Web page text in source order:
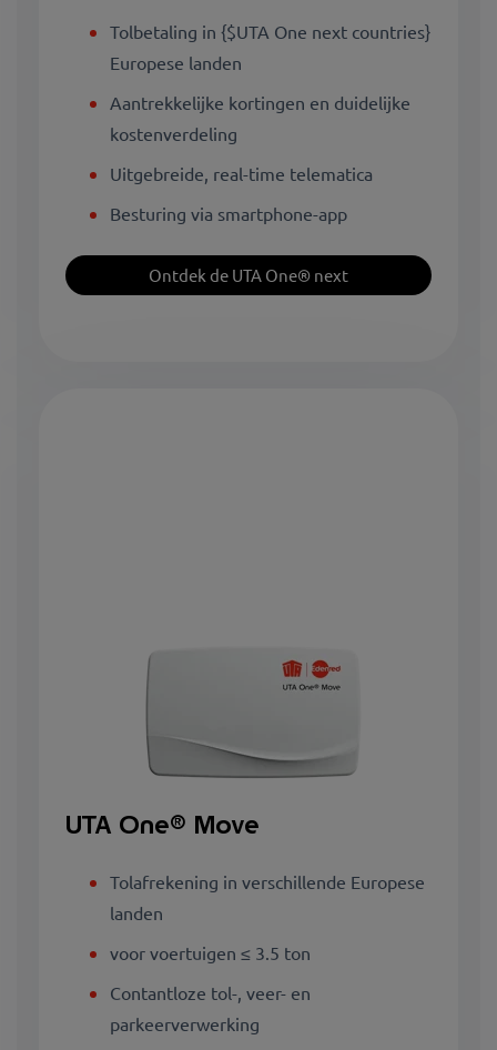
Tolbetaling in {$UTA One next countries}
Europese landen
Aantrekkelijke kortingen en duidelijke
kostenverdeling
Uitgebreide, real-time telematica
Besturing via smartphone-app
Ontdek de UTA One® next
UTA One® Move
Tolafrekening in verschillende Europese
landen
voor voertuigen ≤ 3.5 ton
Contantloze tol-, veer- en
parkeerverwerking